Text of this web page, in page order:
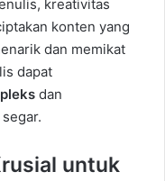
kreativitas
konten yang
dan memikat
dapat
dan
untuk